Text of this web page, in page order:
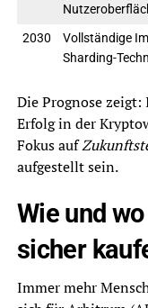
2030
Vollständige
Sharding-
Die Prognose
Erfolg in der
Fokus auf
aufgestellt sein.
Wie und
sicher
Immer mehr